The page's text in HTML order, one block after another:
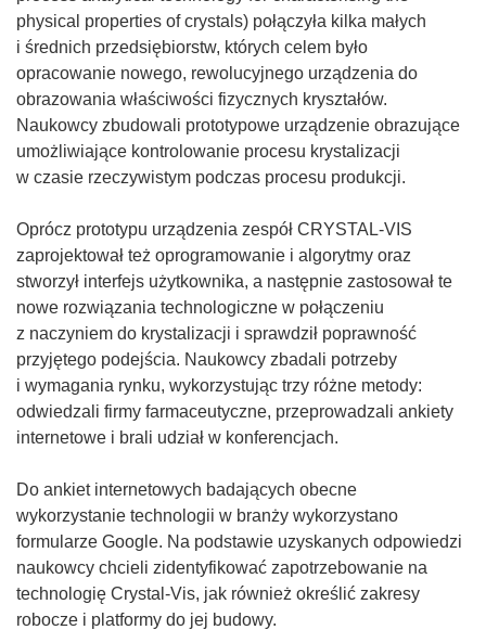
physical properties of crystals) połączyła kilka małych
i średnich przedsiębiorstw, których celem było
opracowanie nowego, rewolucyjnego urządzenia do
obrazowania właściwości fizycznych kryształów.
Naukowcy zbudowali prototypowe urządzenie obrazujące
umożliwiające kontrolowanie procesu krystalizacji
w czasie rzeczywistym podczas procesu produkcji.
Oprócz prototypu urządzenia zespół CRYSTAL-VIS
zaprojektował też oprogramowanie i algorytmy oraz
stworzył interfejs użytkownika, a następnie zastosował te
nowe rozwiązania technologiczne w połączeniu
z naczyniem do krystalizacji i sprawdził poprawność
przyjętego podejścia. Naukowcy zbadali potrzeby
i wymagania rynku, wykorzystując trzy różne metody:
odwiedzali firmy farmaceutyczne, przeprowadzali ankiety
internetowe i brali udział w konferencjach.
Do ankiet internetowych badających obecne
wykorzystanie technologii w branży wykorzystano
formularze Google. Na podstawie uzyskanych odpowiedzi
naukowcy chcieli zidentyfikować zapotrzebowanie na
technologię Crystal-Vis, jak również określić zakresy
robocze i platformy do jej budowy.